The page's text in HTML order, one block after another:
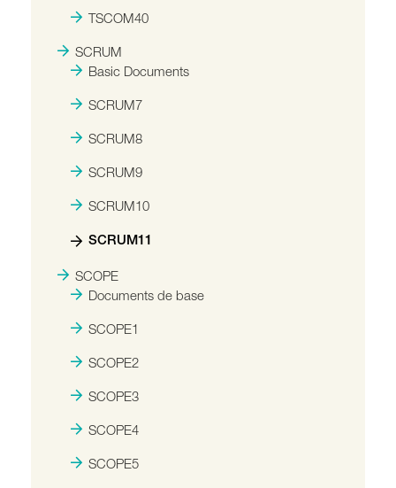
TSCOM40
SCRUM
Basic Documents
SCRUM7
SCRUM8
SCRUM9
SCRUM10
SCRUM11
SCOPE
Documents de base
SCOPE1
SCOPE2
SCOPE3
SCOPE4
SCOPE5